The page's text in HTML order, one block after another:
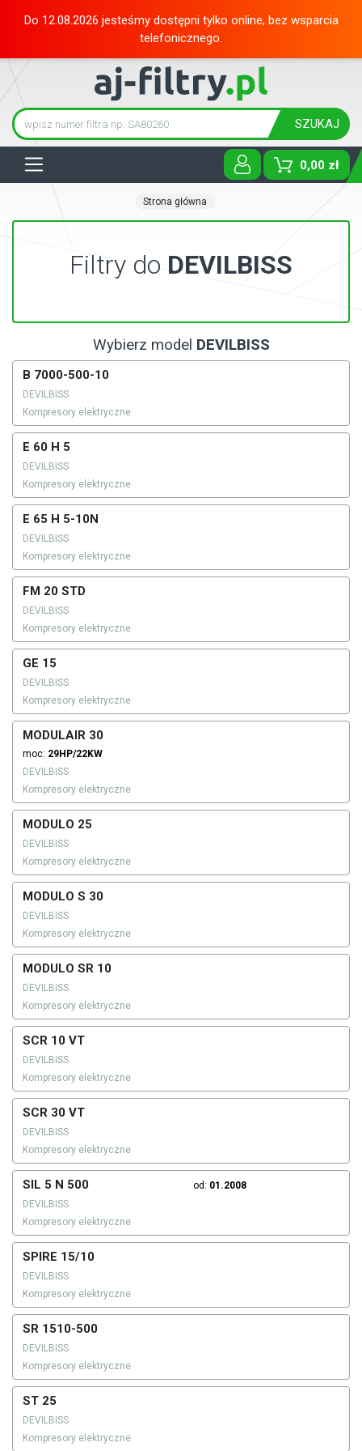
Do 12.08.2026 jesteśmy dostępni tylko online, bez wsparcia
telefonicznego.
SZUKAJ
0,00 zł
Strona główna
Filtry do DEVILBISS
Wybierz model DEVILBISS
B 7000-500-10
DEVILBISS
Kompresory elektryczne
E 60 H 5
DEVILBISS
Kompresory elektryczne
E 65 H 5-10N
DEVILBISS
Kompresory elektryczne
FM 20 STD
DEVILBISS
Kompresory elektryczne
GE 15
DEVILBISS
Kompresory elektryczne
MODULAIR 30
moc: 29HP/22KW
DEVILBISS
Kompresory elektryczne
MODULO 25
DEVILBISS
Kompresory elektryczne
MODULO S 30
DEVILBISS
Kompresory elektryczne
MODULO SR 10
DEVILBISS
Kompresory elektryczne
SCR 10 VT
DEVILBISS
Kompresory elektryczne
SCR 30 VT
DEVILBISS
Kompresory elektryczne
SIL 5 N 500 od: 01.2008
DEVILBISS
Kompresory elektryczne
SPIRE 15/10
DEVILBISS
Kompresory elektryczne
SR 1510-500
DEVILBISS
Kompresory elektryczne
ST 25
DEVILBISS
Kompresory elektryczne